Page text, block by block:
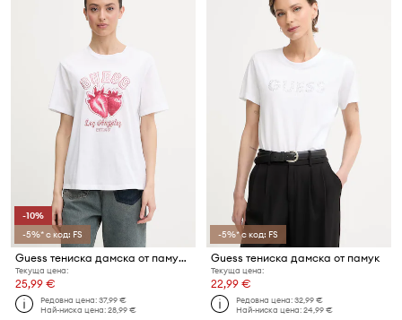
-10%
-5%* с код: FS
Guess тениска дамска от памук RIN
Текуща цена:
25,99 €
Редовна цена:37,99 €
Най-ниска цена:28,99 €
-5%* с код: FS
Guess тениска дамска от памук
Текуща цена:
22,99 €
Редовна цена:32,99 €
Най-ниска цена:24,99 €